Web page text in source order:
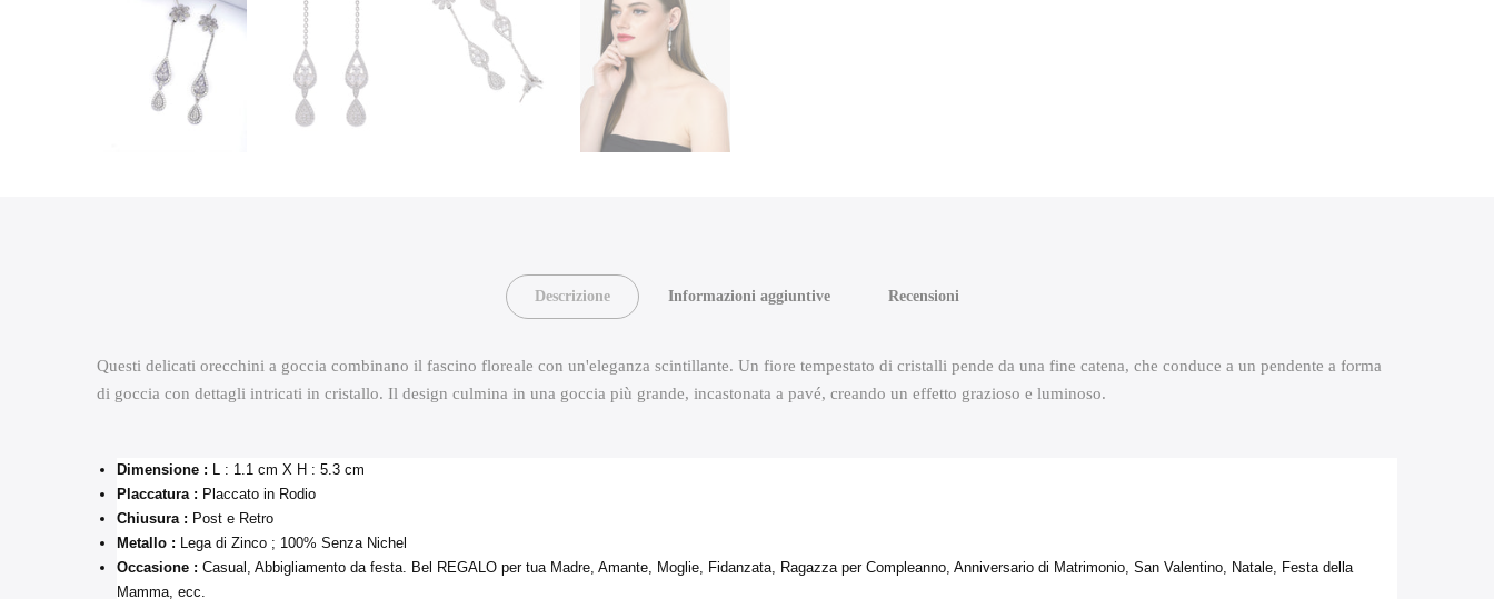
Descrizione Informazioni aggiuntive Recensioni
Questi delicati orecchini a goccia combinano il fascino floreale con un'eleganza scintillante. Un fiore tempestato di cristalli pende da una fine catena, che conduce a un pendente a forma
di goccia con dettagli intricati in cristallo. Il design culmina in una goccia più grande, incastonata a pavé, creando un effetto grazioso e luminoso.
Dimensione :
L : 1.1 cm X H : 5.3 cm
Placcatura : Placcato in Rodio
Chiusura : Post e Retro
Metallo :
Lega di Zinco ; 100% Senza Nichel
Occasione : Casual, Abbigliamento da festa. Bel REGALO per tua Madre, Amante, Moglie, Fidanzata, Ragazza per Compleanno, Anniversario di Matrimonio, San Valentino, Natale, Festa della
Mamma, ecc.